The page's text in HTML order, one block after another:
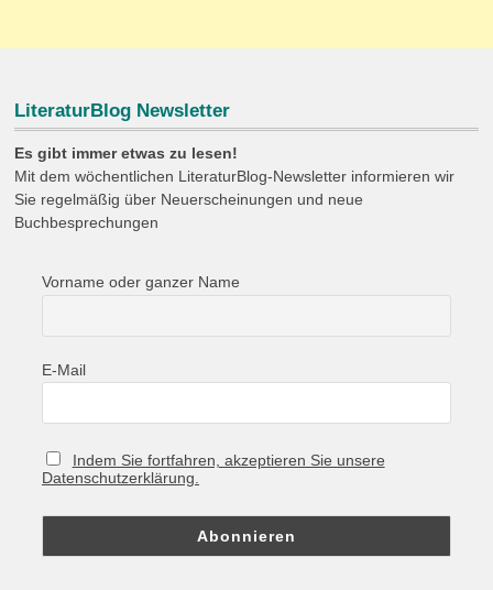
LiteraturBlog Newsletter
Es gibt immer etwas zu lesen!
Mit dem wöchentlichen LiteraturBlog-Newsletter informieren wir
Sie regelmäßig über Neuerscheinungen und neue
Buchbesprechungen
Vorname oder ganzer Name
E-Mail
Indem Sie fortfahren, akzeptieren Sie unsere
Datenschutzerklärung.